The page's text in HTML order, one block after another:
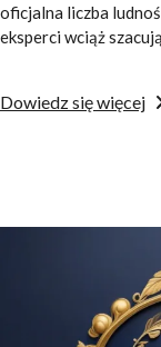
oficjalna liczba
eksperci wciąż
Dowiedz się więcej